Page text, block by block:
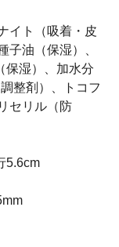
イト（吸着・皮
子油（保湿）、
保湿）、加水分
整剤）、トコフ
セリル（防
5.6cm